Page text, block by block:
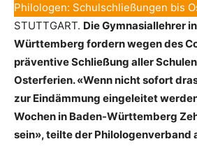
Philologen: Schulschließungen bis
STUTTGART. Die Gymnasiallehrer
Württemberg fordern wegen des
präventive Schließung aller
Osterferien. «Wenn nicht sofort
zur Eindämmung eingeleitet
Wochen in Baden-Württemberg
sein», teilte der Philologenverband